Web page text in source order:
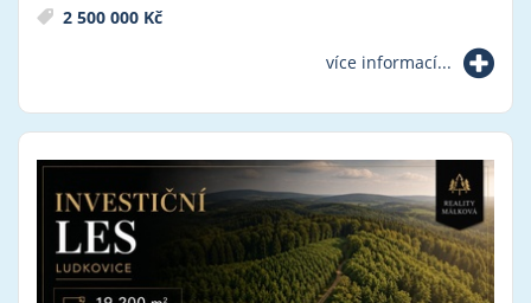
2 500 000 Kč
více informací...